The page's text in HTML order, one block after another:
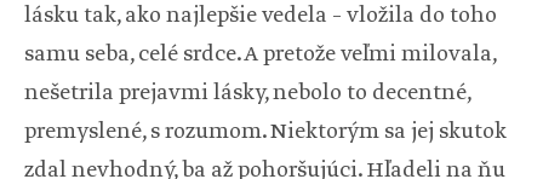
lásku tak, ako najlepšie vedela – vložila do toho
samu seba, celé srdce. A pretože veľmi milovala,
nešetrila prejavmi lásky, nebolo to decentné,
premyslené, s rozumom. Niektorým sa jej skutok
zdal nevhodný, ba až pohoršujúci. Hľadeli na ňu